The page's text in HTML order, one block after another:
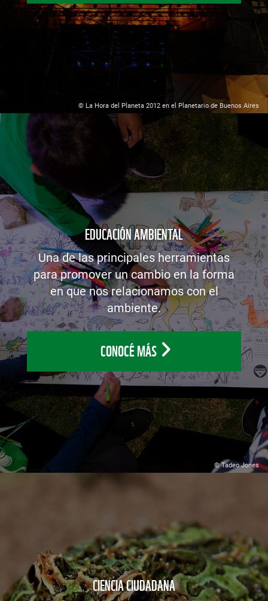
© La Hora del Planeta 2012 en el Planetario de Buenos Aires
EDUCACIÓN AMBIENTAL
Una de las principales herramientas
para promover un cambio en la forma
en que nos relacionamos con el
ambiente.
CONOCÉ MÁS
© Tadeo Jones
CIENCIA CIUDADANA